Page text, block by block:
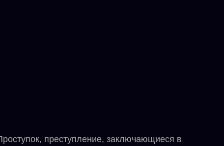
преступление, заключающиеся в